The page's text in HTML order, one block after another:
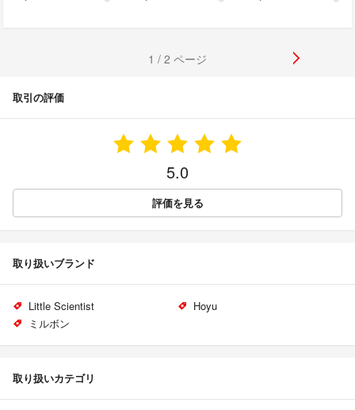
1 / 2 ページ
取引の評価
5.0
評価を見る
取り扱いブランド
Little Scientist
Hoyu
ミルボン
取り扱いカテゴリ